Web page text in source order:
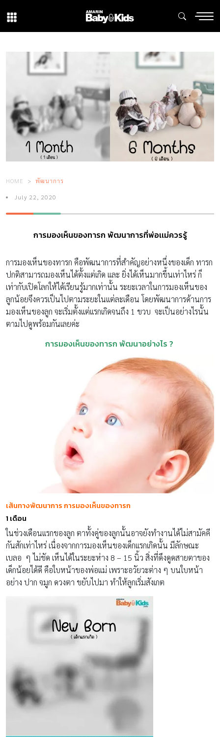
HOME พัฒนาการ
July 22, 2020
การมองเห็นของทารก พัฒนาการที่พ่อเเม่ควรรู้
การมองเห็นของทารก คือพัฒนาการที่สำคัญอย่างหนึ่งของเด็ก ทารก
ปกติสามารถมองเห็นได้ตั้งเเต่เกิด เเละ ยิ่งได้เห็นมากขึ้นเท่าไหร่ ก็
เท่ากับเปิดโลกให้ได้เรียนรู้มากเท่านั้น ระยะเวลาในการมองเห็นของ
ลูกน้อยจึงควรเป็นไปตามระยะในเเต่ละเดือน โดยพัฒนาการด้านการ
มองเห็นของลูก จะเริ่มตั้งเเต่เเรกเกิดจนถึง 1 ขวบ จะเป็นอย่างไรนั้น
ตามไปดูพร้อมกันเลยค่ะ
การมองเห็นของทารก พัฒนาอย่างไร ?
เส้นทางพัฒนาการ การมองเห็นของทารก
1 เดือน
ในช่วงเดือนเเรกของลูก ตาทั้งคู่ของลูกนั้นอาจยังทำงานได้ไม่สามัคคี
กันสักเท่าไหร่ เนื่องจากการมองเห็นของเด็กเเรกเกิดนั้น มีลักษณะ
เบลอ ๆ ไม่ชัด เห็นได้ในระยะห่าง 8 – 15 นิ้ว สิ่งที่ดึงดูดสายตาของ
เด็กน้อยได้ดี คือใบหน้าของพ่อเเม่ เพราะอวัยวะต่าง ๆ บนใบหน้า
อย่าง ปาก จมูก ดวงตา ขยับไปมา ทำให้ลูกเริ่มสังเกต